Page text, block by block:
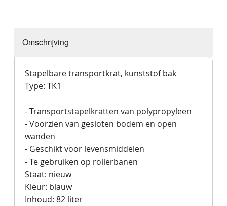
Omschrijving
Stapelbare transportkrat, kunststof bak
Type: TK1
- Transportstapelkratten van polypropyleen
- Voorzien van gesloten bodem en open
wanden
- Geschikt voor levensmiddelen
- Te gebruiken op rollerbanen
Staat: nieuw
Kleur: blauw
Inhoud: 82 liter